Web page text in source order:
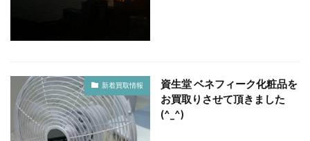
新着買取情報
資生堂 ベネフィーク化粧品を
お買取りさせて頂きました
(^_^)